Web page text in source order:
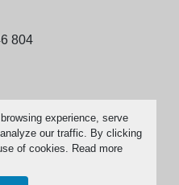
experience, serve
our traffic. By clicking
of cookies. Read more
804